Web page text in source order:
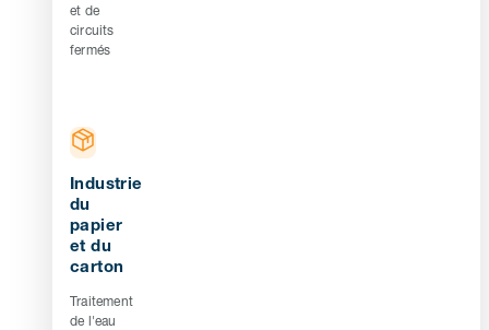
et de
circuits
fermés
Industrie
du
papier
et du
carton
Traitement
de l'eau